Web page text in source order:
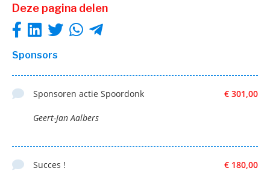
Deze pagina delen
Sponsors
€ 301,00
Sponsoren actie Spoordonk
Geert-Jan Aalbers
€ 180,00
Succes !